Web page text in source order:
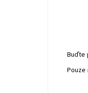
Buďte